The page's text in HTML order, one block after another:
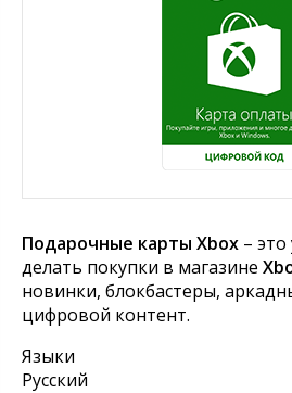
Подарочные карты Xbox –
делать покупки в магазине
новинки, блокбастеры,
цифровой контент.
Языки
Русский